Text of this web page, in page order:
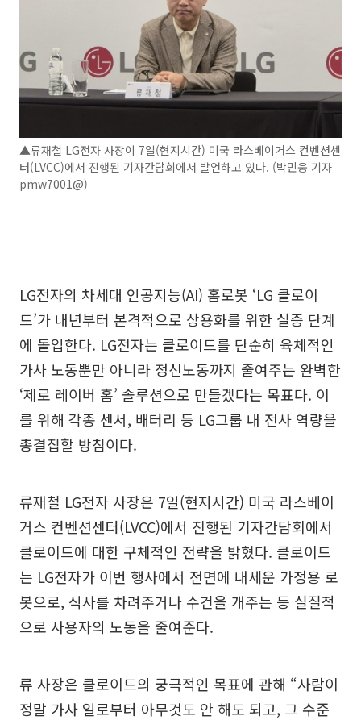
▲류재철 LG전자 사장이 7일(현지시간) 미국 라스베이거스 컨벤션센
터(LVCC)에서 진행된 기자간담회에서 발언하고 있다. (박민웅 기자
pmw7001@)
LG전자의 차세대 인공지능(AI) 홈로봇 ‘LG 클로이
드’가 내년부터 본격적으로 상용화를 위한 실증 단계
에 돌입한다. LG전자는 클로이드를 단순히 육체적인
가사 노동뿐만 아니라 정신노동까지 줄여주는 완벽한
‘제로 레이버 홈’ 솔루션으로 만들겠다는 목표다. 이
를 위해 각종 센서, 배터리 등 LG그룹 내 전사 역량을
총결집할 방침이다.
류재철 LG전자 사장은 7일(현지시간) 미국 라스베이
거스 컨벤션센터(LVCC)에서 진행된 기자간담회에서
클로이드에 대한 구체적인 전략을 밝혔다. 클로이드
는 LG전자가 이번 행사에서 전면에 내세운 가정용 로
봇으로, 식사를 차려주거나 수건을 개주는 등 실질적
으로 사용자의 노동을 줄여준다.
류 사장은 클로이드의 궁극적인 목표에 관해 “사람이
정말 가사 일로부터 아무것도 안 해도 되고, 그 수준